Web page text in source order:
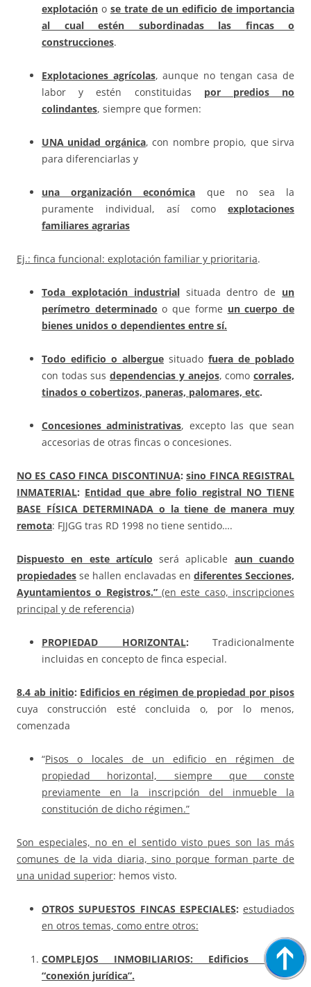
explotación o se trate de un edificio de importancia
al cual estén subordinadas las fincas o
construcciones.
Explotaciones agrícolas, aunque no tengan casa de
labor y estén constituidas por predios no
colindantes, siempre que formen:
UNA unidad orgánica, con nombre propio, que sirva
para diferenciarlas y
una organización económica que no sea la
puramente individual, así como explotaciones
familiares agrarias
Ej.: finca funcional: explotación familiar y prioritaria.
Toda explotación industrialsituada dentro de un
perímetro determinado o que forme un cuerpo de
bienes unidos o dependientes entre sí.
Todo edificio o albergue situado fuera de poblado
con todas susdependencias y anejos, comocorrales,
tinados o cobertizos, paneras, palomares, etc.
Concesiones administrativas, excepto las que sean
accesorias de otras fincas o concesiones.
NO ES CASO FINCA DISCONTINUA:sino FINCA REGISTRAL
INMATERIAL: Entidad que abre folio registral NO TIENE
BASE FÍSICA DETERMINADA o la tiene de manera muy
remota: FJJGG tras RD 1998 no tiene sentido….
Dispuesto en este artículo será aplicable aun cuando
propiedades se hallen enclavadas en diferentes Secciones,
Ayuntamientos o Registros.” (en este caso, inscripciones
principal y de referencia)
PROPIEDAD HORIZONTAL: Tradicionalmente
incluidas en concepto de finca especial.
8.4 ab initio: Edificios en régimen de propiedad por pisos
cuya construcción esté concluida o, por lo menos,
comenzada
“Pisos o locales de un edificio en régimen de
propiedad horizontal, siempre que conste
previamente en la inscripción del inmueble la
constitución de dicho régimen.”
Son especiales, no en el sentido visto pues son las más
comunes de la vida diaria, sino porque forman parte de
una unidad superior: hemos visto.
OTROS SUPUESTOS FINCAS ESPECIALES: estudiados
en otros temas, como entre otros:
COMPLEJOS INMOBILIARIOS: Edificios tienen
“conexión jurídica”.